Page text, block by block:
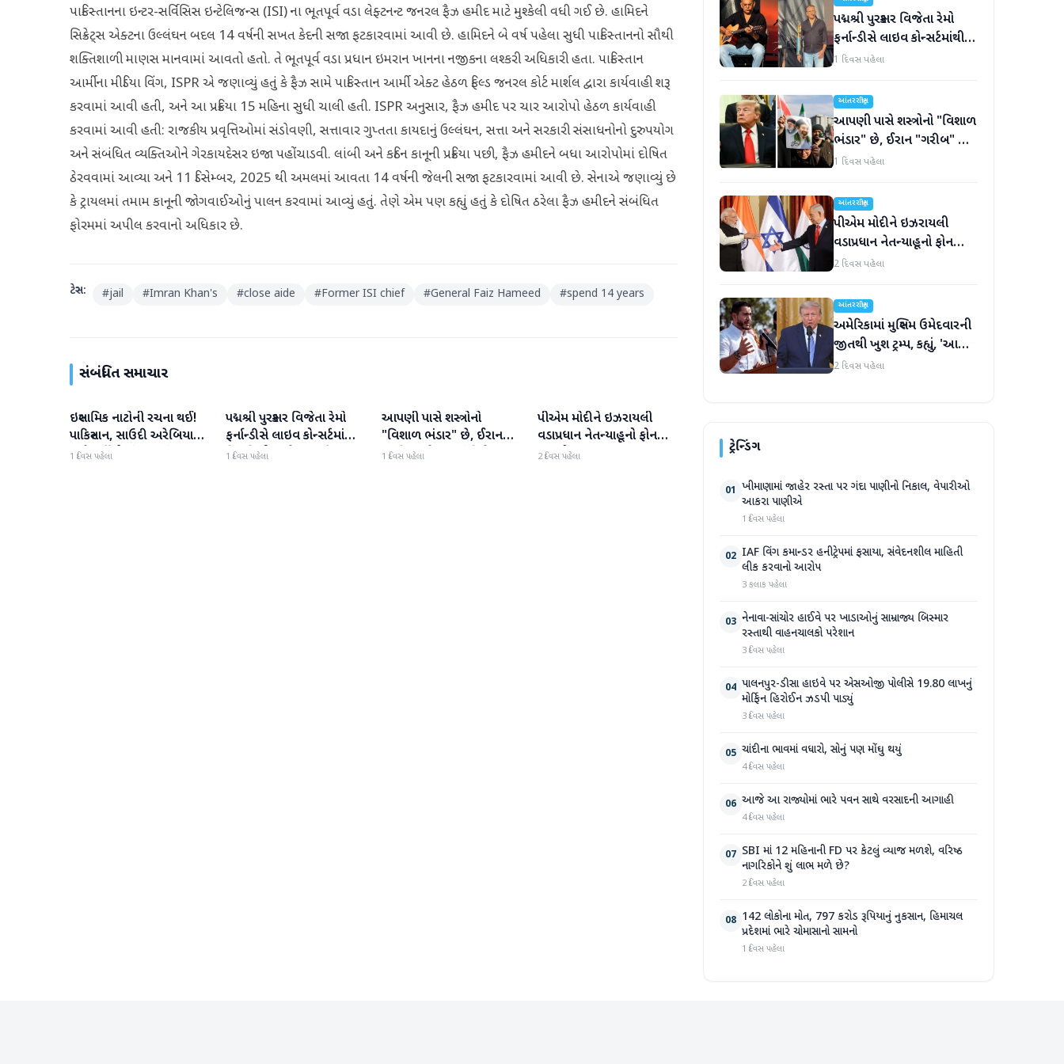
પાકિસ્તાનના ઇન્ટર-સર્વિસિસ ઇન્ટેલિજન્સ (ISI) ના ભૂતપૂર્વ વડા લેફ્ટનન્ટ જનરલ ફૈઝ હમીદ માટે મુશ્કેલી વધી ગઈ છે. હામિદને
સિક્રેટ્સ એક્ટના ઉલ્લંઘન બદલ 14 વર્ષની સખત કેદની સજા ફટકારવામાં આવી છે. હામિદને બે વર્ષ પહેલા સુધી પાકિસ્તાનનો સૌથી
શક્તિશાળી માણસ માનવામાં આવતો હતો. તે ભૂતપૂર્વ વડા પ્રધાન ઇમરાન ખાનના નજીકના લશ્કરી અધિકારી હતા. પાકિસ્તાન
આર્મીના મીડિયા વિંગ, ISPR એ જણાવ્યું હતું કે ફૈઝ સામે પાકિસ્તાન આર્મી એક્ટ હેઠળ ફિલ્ડ જનરલ કોર્ટ માર્શલ દ્વારા કાર્યવાહી શરૂ
કરવામાં આવી હતી, અને આ પ્રક્રિયા 15 મહિના સુધી ચાલી હતી. ISPR અનુસાર, ફૈઝ હમીદ પર ચાર આરોપો હેઠળ કાર્યવાહી
કરવામાં આવી હતી: રાજકીય પ્રવૃત્તિઓમાં સંડોવણી, સત્તાવાર ગુપ્તતા કાયદાનું ઉલ્લંઘન, સત્તા અને સરકારી સંસાધનોનો દુરુપયોગ
અને સંબંધિત વ્યક્તિઓને ગેરકાયદેસર ઇજા પહોંચાડવી. લાંબી અને કઠિન કાનૂની પ્રક્રિયા પછી, ફૈઝ હમીદને બધા આરોપોમાં દોષિત
ઠેરવવામાં આવ્યા અને 11 ડિસેમ્બર, 2025 થી અમલમાં આવતા 14 વર્ષની જેલની સજા ફટકારવામાં આવી છે. સેનાએ જણાવ્યું છે
કે ટ્રાયલમાં તમામ કાનૂની જોગવાઈઓનું પાલન કરવામાં આવ્યું હતું. તેણે એમ પણ કહ્યું હતું કે દોષિત ઠરેલા ફૈઝ હમીદને સંબંધિત
ફોરમમાં અપીલ કરવાનો અધિકાર છે.
ટેગ્સ: #jail #Imran Khan's #close aide #Former ISI chief #General Faiz Hameed #spend 14 years
સંબંધિત સમાચાર
આંતરરાષ્ટ્રીય
ઇસ્લામિક નાટોની રચના થઈ!
પાકિસ્તાન, સાઉદી અરેબિયા
અને તુર્કીએ સંયુક્ત સંરક્ષણ
1 દિવસ પહેલા
આંતરરાષ્ટ્રીય
પદ્મશ્રી પુરસ્કાર વિજેતા રેમો
ફર્નાન્ડીસે લાઇવ કોન્સર્ટમાંથી
નિવૃત્તિની જાહેરાત કરી
1 દિવસ પહેલા
આંતરરાષ્ટ્રીય
આપણી પાસે શસ્ત્રોનો
"વિશાળ ભંડાર" છે, ઈરાન
"ગરીબ" છે, ટ્રમ્પનું નિવેદન
1 દિવસ પહેલા
આંતરરાષ્ટ્રીય
પીએમ મોદીને ઇઝરાયલી
વડાપ્રધાન નેતન્યાહૂનો ફોન
આવ્યો
2 દિવસ પહેલા
પદ્મશ્રી પુરસ્કાર વિજેતા રેમો
ફર્નાન્ડીસે લાઇવ કોન્સર્ટમાંથી
નિવૃત્તિની જાહેરાત કરી
1 દિવસ પહેલા
આંતરરાષ્ટ્રીય
આપણી પાસે શસ્ત્રોનો "વિશાળ
ભંડાર" છે, ઈરાન "ગરીબ" છે,
ટ્રમ્પનું નિવેદન
1 દિવસ પહેલા
આંતરરાષ્ટ્રીય
પીએમ મોદીને ઇઝરાયલી
વડાપ્રધાન નેતન્યાહૂનો ફોન
આવ્યો
2 દિવસ પહેલા
આંતરરાષ્ટ્રીય
અમેરિકામાં મુસ્લિમ ઉમેદવારની
જીતથી ખુશ ટ્રમ્પ, કહ્યું, 'આ
અમારા માટે સારા સમાચાર છે'
2 દિવસ પહેલા
ટ્રેન્ડિંગ
01 ખીમાણામાં જાહેર રસ્તા પર ગંદા પાણીનો નિકાલ, વેપારીઓ
આકરા પાણીએ
1 દિવસ પહેલા
02 IAF વિંગ કમાન્ડર હનીટ્રેપમાં ફસાયા, સંવેદનશીલ માહિતી
લીક કરવાનો આરોપ
3 કલાક પહેલા
03 નેનાવા-સાંચોર હાઈવે પર ખાડાઓનું સામ્રાજ્ય બિસ્માર
રસ્તાથી વાહનચાલકો પરેશાન
3 દિવસ પહેલા
04 પાલનપુર-ડીસા હાઇવે પર એસઓજી પોલીસે 19.80 લાખનું
મોર્ફિન હિરોઈન ઝડપી પાડ્યું
3 દિવસ પહેલા
05 ચાંદીના ભાવમાં વધારો, સોનું પણ મોંઘુ થયું
4 દિવસ પહેલા
06 આજે આ રાજ્યોમાં ભારે પવન સાથે વરસાદની આગાહી
4 દિવસ પહેલા
07 SBI માં 12 મહિનાની FD પર કેટલું વ્યાજ મળશે, વરિષ્ઠ
નાગરિકોને શું લાભ મળે છે?
2 દિવસ પહેલા
08 142 લોકોના મોત, 797 કરોડ રૂપિયાનું નુકસાન, હિમાચલ
પ્રદેશમાં ભારે ચોમાસાનો સામનો
1 દિવસ પહેલા